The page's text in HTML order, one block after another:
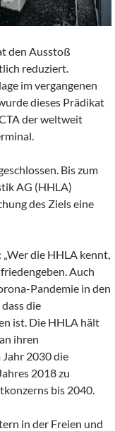
den Ausstoß
reduziert.
im vergangenen
dieses Prädikat
der weltweit
Bis zum
AG (HHLA)
des Ziels eine
die HHLA kennt,
Auch
Pandemie in den
die
ist. Die HHLA hält
ihren
Jahr 2030 die
2018 zu
bis 2040.
in der Freien und